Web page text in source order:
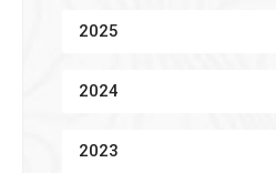
2025
2024
2023